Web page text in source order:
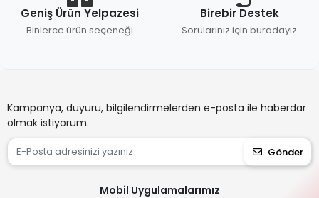
Geniş Ürün Yelpazesi
Binlerce ürün seçeneği
Birebir Destek
Sorularınız için buradayız
Kampanya, duyuru, bilgilendirmelerden e-posta ile haberdar
olmak istiyorum.
Gönder
Mobil Uygulamalarımız